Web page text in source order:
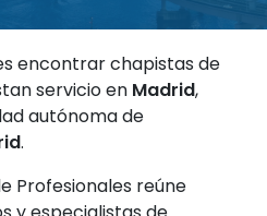
encontrar chapistas de
servicio en Madrid,
autónoma de
.
Profesionales reúne